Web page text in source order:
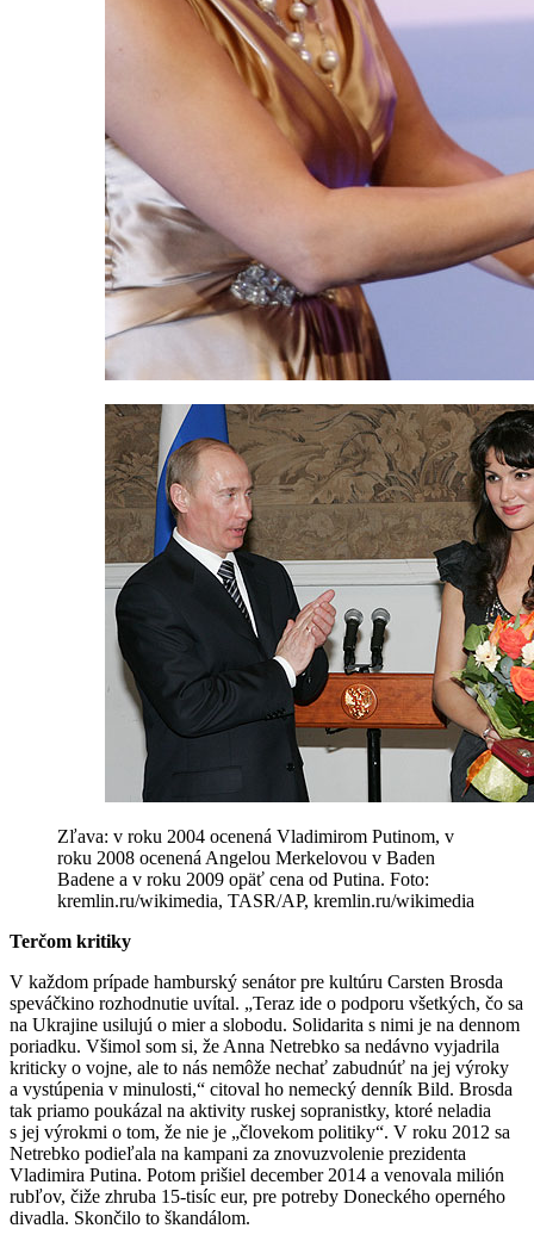
Zľava: v roku 2004 ocenená Vladimirom Putinom, v
roku 2008 ocenená Angelou Merkelovou v Baden
Badene a v roku 2009 opäť cena od Putina. Foto:
kremlin.ru/wikimedia, TASR/AP, kremlin.ru/wikimedia
Terčom kritiky
V každom prípade hamburský senátor pre kultúru Carsten Brosda
speváčkino rozhodnutie uvítal. „Teraz ide o podporu všetkých, čo sa
na Ukrajine usilujú o mier a slobodu. Solidarita s nimi je na dennom
poriadku. Všimol som si, že Anna Netrebko sa nedávno vyjadrila
kriticky o vojne, ale to nás nemôže nechať zabudnúť na jej výroky
a vystúpenia v minulosti,“ citoval ho nemecký denník Bild. Brosda
tak priamo poukázal na aktivity ruskej sopranistky, ktoré neladia
s jej výrokmi o tom, že nie je „človekom politiky“. V roku 2012 sa
Netrebko podieľala na kampani za znovuzvolenie prezidenta
Vladimira Putina. Potom prišiel december 2014 a venovala milión
rubľov, čiže zhruba 15-tisíc eur, pre potreby Doneckého operného
divadla. Skončilo to škandálom.